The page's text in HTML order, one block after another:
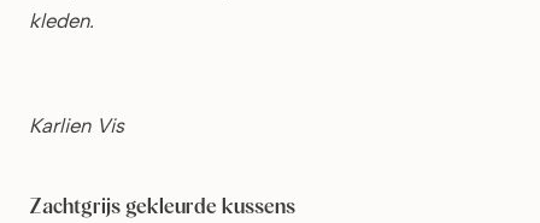
kleden.
Karlien Vis
Zachtgrijs gekleurde kussens